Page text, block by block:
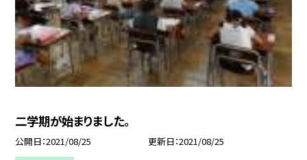
二学期が始まりました。
公開日 2021/08/25 更新日 2021/08/25